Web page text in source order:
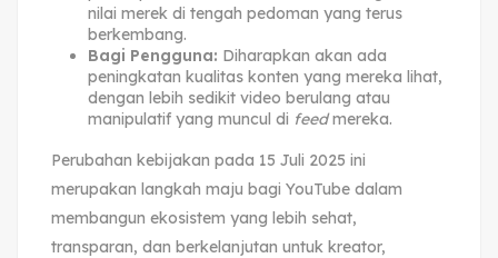
nilai merek di tengah pedoman yang terus
berkembang.
Bagi Pengguna: Diharapkan akan ada
peningkatan kualitas konten yang mereka lihat,
dengan lebih sedikit video berulang atau
manipulatif yang muncul di feedmereka.
Perubahan kebijakan pada 15 Juli 2025 ini
merupakan langkah maju bagi YouTube dalam
membangun ekosistem yang lebih sehat,
transparan, dan berkelanjutan untuk kreator,